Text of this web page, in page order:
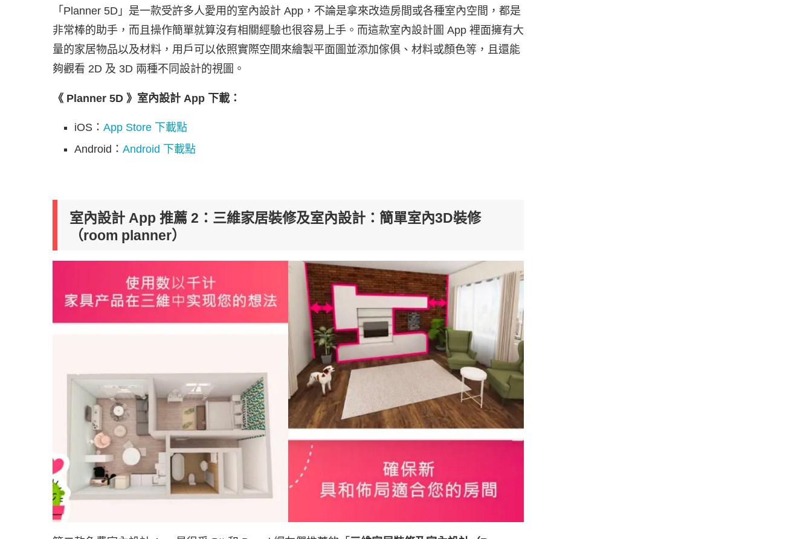
「Planner 5D」是一款受許多人愛用的室內設計 App，不論是拿來改造房間或各種室內空間，都是
非常棒的助手，而且操作簡單就算沒有相關經驗也很容易上手。而這款室內設計圖 App 裡面擁有大
量的家居物品以及材料，用戶可以依照實際空間來繪製平面圖並添加傢俱、材料或顏色等，且還能
夠觀看 2D 及 3D 兩種不同設計的視圖。
《 Planner 5D 》室內設計 App 下載：
iOS： App Store 下載點
Android： Android 下載點
室內設計 App 推薦 2：三維家居裝修及室內設計：簡單室內3D裝修
（room planner）